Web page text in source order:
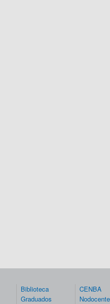
Biblioteca
Graduados
CENBA